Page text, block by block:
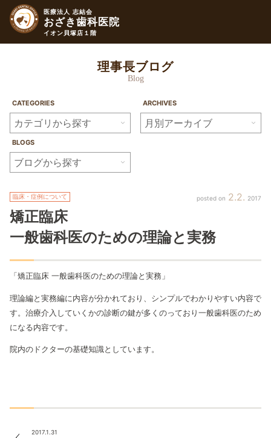
医療法人 志結会
おざき歯科医院
イオン貝塚店１階
理事長ブログ
Blog
CATEGORIES ARCHIVES
BLOGS
2 2 2017
臨床・症例について
矯正臨床
一般歯科医のための理論と実務
「矯正臨床 一般歯科医のための理論と実務」
理論編と実務編に内容が分かれており、シンプルでわかりやすい内容で
す。治療介入していくかの診断の鍵が多くのっており一般歯科医のため
になる内容です。
院内のドクターの基礎知識としています。
2017.1.31